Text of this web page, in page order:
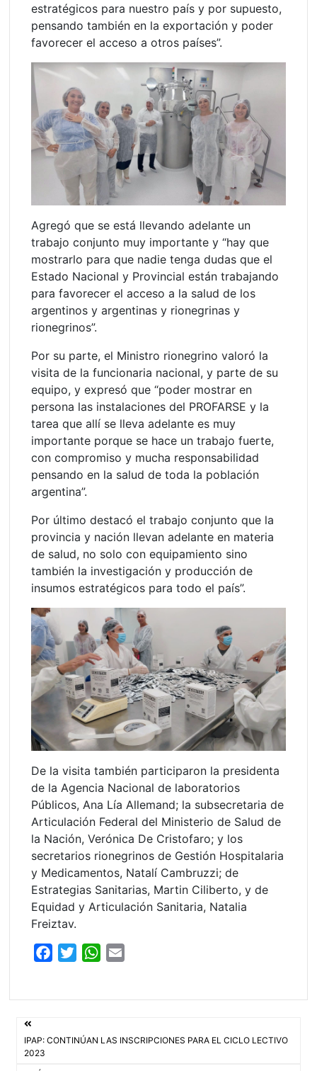
estratégicos para nuestro país y por supuesto,
pensando también en la exportación y poder
favorecer el acceso a otros países”.
Agregó que se está llevando adelante un
trabajo conjunto muy importante y “hay que
mostrarlo para que nadie tenga dudas que el
Estado Nacional y Provincial están trabajando
para favorecer el acceso a la salud de los
argentinos y argentinas y rionegrinas y
rionegrinos”.
Por su parte, el Ministro rionegrino valoró la
visita de la funcionaria nacional, y parte de su
equipo, y expresó que “poder mostrar en
persona las instalaciones del PROFARSE y la
tarea que allí se lleva adelante es muy
importante porque se hace un trabajo fuerte,
con compromiso y mucha responsabilidad
pensando en la salud de toda la población
argentina”.
Por último destacó el trabajo conjunto que la
provincia y nación llevan adelante en materia
de salud, no solo con equipamiento sino
también la investigación y producción de
insumos estratégicos para todo el país”.
De la visita también participaron la presidenta
de la Agencia Nacional de laboratorios
Públicos, Ana Lía Allemand; la subsecretaria de
Articulación Federal del Ministerio de Salud de
la Nación, Verónica De Cristofaro; y los
secretarios rionegrinos de Gestión Hospitalaria
y Medicamentos, Natalí Cambruzzi; de
Estrategias Sanitarias, Martin Ciliberto, y de
Equidad y Articulación Sanitaria, Natalia
Freiztav.
o
e
W
A
Navegación
de
IPAP: CONTINÚAN LAS INSCRIPCIONES PARA EL CICLO LECTIVO
2023